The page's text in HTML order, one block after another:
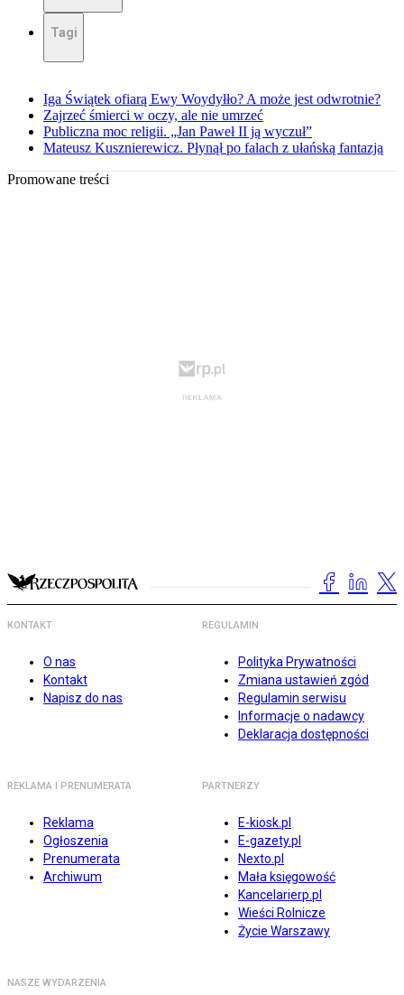
Tagi
Iga Świątek ofiarą Ewy Woydyłło? A może jest odwrotnie?
Zajrzeć śmierci w oczy, ale nie umrzeć
Publiczna moc religii. „Jan Paweł II ją wyczuł”
Mateusz Kusznierewicz. Płynął po falach z ułańską fantazją
Promowane treści
KONTAKT
O nas
Kontakt
Napisz do nas
REGULAMIN
Polityka Prywatności
Zmiana ustawień zgód
Regulamin serwisu
Informacje o nadawcy
Deklaracja dostępności
REKLAMA I PRENUMERATA
Reklama
Ogłoszenia
Prenumerata
Archiwum
PARTNERZY
E-kiosk.pl
E-gazety.pl
Nexto.pl
Mała księgowość
Kancelarierp.pl
Wieści Rolnicze
Życie Warszawy
NASZE WYDARZENIA